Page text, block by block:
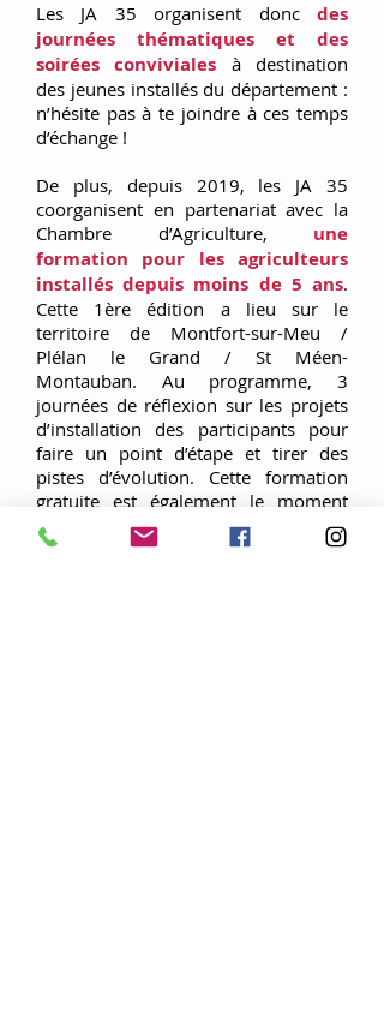
Les JA 35 organisent donc des
journées thématiques et des
soirées conviviales à destination
des jeunes installés du département :
n’hésite pas à te joindre à ces temps
d’échange !
De plus, depuis 2019, les JA 35
coorganisent en partenariat avec la
Chambre d’Agriculture, une
formation pour les agriculteurs
installés depuis moins de 5 ans.
Cette 1ère édition a lieu sur le
territoire de Montfort-sur-Meu /
Plélan le Grand / St Méen-
Montauban. Au programme, 3
journées de réflexion sur les projets
d’installation des participants pour
faire un point d’étape et tirer des
pistes d’évolution. Cette formation
gratuite est également le moment
privilégié pour rencontrer des jeunes
du même territoire. Parmi les sujets